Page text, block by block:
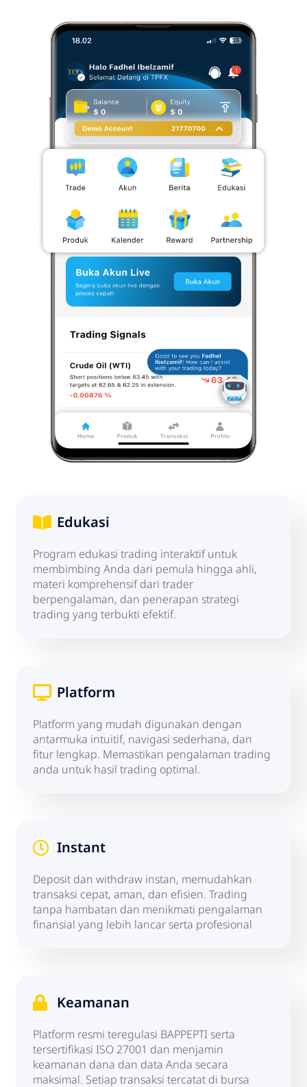
Edukasi
Program edukasi trading interaktif untuk
membimbing Anda dari pemula hingga ahli,
materi komprehensif dari trader
berpengalaman, dan penerapan strategi
trading yang terbukti efektif.
Platform
Platform yang mudah digunakan dengan
antarmuka intuitif, navigasi sederhana, dan
fitur lengkap. Memastikan pengalaman trading
anda untuk hasil trading optimal.
Instant
Deposit dan withdraw instan, memudahkan
transaksi cepat, aman, dan efisien. Trading
tanpa hambatan dan menikmati pengalaman
finansial yang lebih lancar serta profesional
Keamanan
Platform resmi teregulasi BAPPEPTI serta
tersertifikasi ISO 27001 dan menjamin
keamanan dana dan data Anda secara
maksimal. Setiap transaksi tercatat di bursa